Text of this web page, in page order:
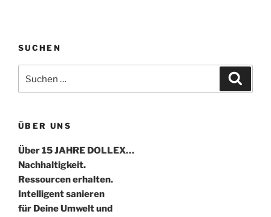
SUCHEN
nach:
ÜBER UNS
Über 15 JAHRE DOLLEX…
Nachhaltigkeit.
Ressourcen erhalten.
Intelligent sanieren
für Deine Umwelt und